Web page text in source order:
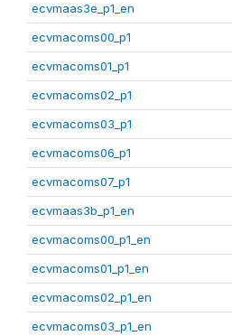
ecvmaas3e_p1_en
ecvmacoms00_p1
ecvmacoms01_p1
ecvmacoms02_p1
ecvmacoms03_p1
ecvmacoms06_p1
ecvmacoms07_p1
ecvmaas3b_p1_en
ecvmacoms00_p1_en
ecvmacoms01_p1_en
ecvmacoms02_p1_en
ecvmacoms03_p1_en